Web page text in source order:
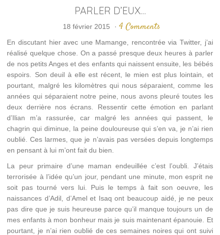
PARLER D’EUX…
18 février 2015 · 4 Comments
En discutant hier avec une Mamange, rencontrée via Twitter, j’ai
réalisé quelque chose. On a passé presque deux heures à parler
de nos petits Anges et des enfants qui naissent ensuite, les bébés
espoirs. Son deuil à elle est récent, le mien est plus lointain, et
pourtant, malgré les kilomètres qui nous séparaient, comme les
années qui séparaient notre peine, nous avons pleuré toutes les
deux derrière nos écrans. Ressentir cette émotion en parlant
d’Ilian m’a rassurée, car malgré les années qui passent, le
chagrin qui diminue, la peine douloureuse qui s’en va, je n’ai rien
oublié. Ces larmes, que je n’avais pas versées depuis longtemps
en pensant à lui m’ont fait du bien.
La peur primaire d’une maman endeuillée c’est l’oubli. J’étais
terrorisée à l’idée qu’un jour, pendant une minute, mon esprit ne
soit pas tourné vers lui. Puis le temps à fait son oeuvre, les
naissances d’Adil, d’Amel et Isaq ont beaucoup aidé, je ne peux
pas dire que je suis heureuse parce qu’il manque toujours un de
mes enfants à mon bonheur mais je suis maintenant épanouie. Et
pourtant, je n’ai rien oublié de ces semaines noires qui ont suivi